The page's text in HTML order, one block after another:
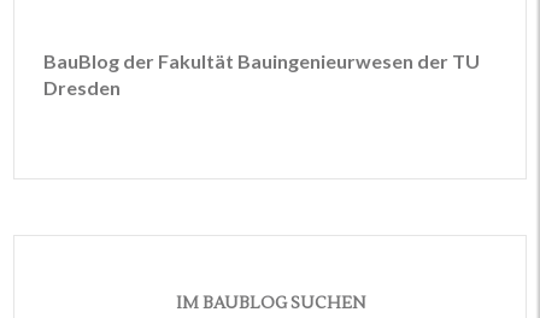
BauBlog der Fakultät Bauingenieurwesen der TU
Dresden
IM BAUBLOG SUCHEN